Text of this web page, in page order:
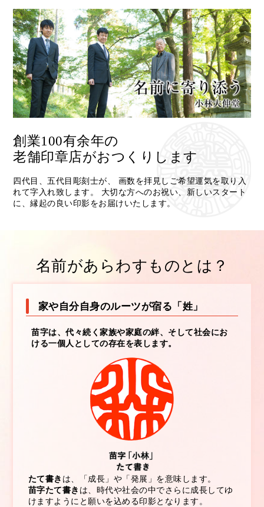
創業100有余年の
老舗印章店がおつくりします
四代目、五代目彫刻士が、
画数を拝見しご希望運気を取り入
れて字入れ致します。
大切な方へのお祝い、新しいスタート
に、縁起の良い印影をお届けいたします。
名前があらわすものとは？
家や自分自身のルーツが宿る「姓」
苗字は、代々続く家族や家庭の絆、そして社会にお
ける一個人としての存在を表します。
たて書き は、「成長」や「発展」を意味します。
苗字たて書き は、時代や社会の中でさらに成長してゆ
けますようにと願いを込める印影となります。